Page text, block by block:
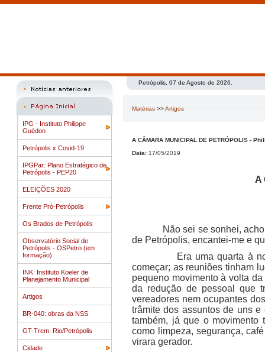
IPG - Instituto Philippe
Guédon
Petrópolis x Covid-19
IPGPar: Plano Estratégico de
Petrópolis - PEP20
ELEIÇÕES 2020
Frente Pró-Petrópolis
Os Brados de Petrópolis
Observatório Social de
Petrópolis - OSPetro (em
formação)
INK: Instituto Koeler de
Planejamento Municipal
Artigos
BR-040: obras da NSS
GT-Trem: Rio/Petrópolis
Cidade
Petrópolis, 07 de Agosto de 2026.
Matérias >>Artigos
A CÂMARA MUNICIPAL DE PETRÓPOLIS -
Data: 17/05/2019
A
Não sei se sonhei, acho
de Petrópolis, encantei-me e
Era uma quarta à
começar; as reuniões tinham
pequeno movimento à volta
da redução de pessoal que
vereadores nem ocupantes
trâmite dos assuntos de uns
também, já que o movimento
como limpeza, segurança,
virara gerador.